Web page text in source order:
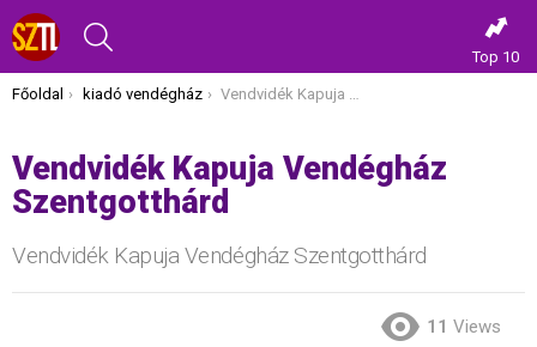
Top 10
Itt vagy most:
Főoldal kiadó vendégház Vendvidék Kapuja Vendégház Szentgotthárd
Vendvidék Kapuja Vendégház
Szentgotthárd
Vendvidék Kapuja Vendégház Szentgotthárd
11 Views